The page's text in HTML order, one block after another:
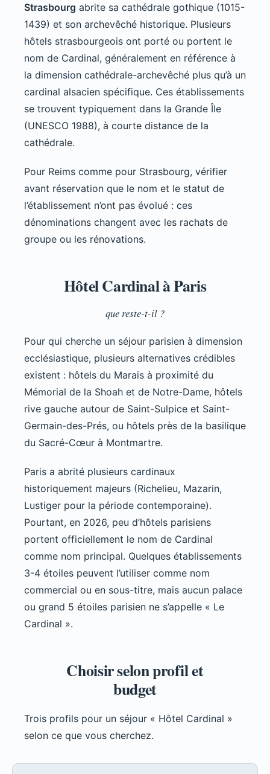
Strasbourg abrite sa cathédrale gothique (1015-
1439) et son archevêché historique. Plusieurs
hôtels strasbourgeois ont porté ou portent le
nom de Cardinal, généralement en référence à
la dimension cathédrale-archevêché plus qu’à un
cardinal alsacien spécifique. Ces établissements
se trouvent typiquement dans la Grande Île
(UNESCO 1988), à courte distance de la
cathédrale.
Pour Reims comme pour Strasbourg, vérifier
avant réservation que le nom et le statut de
l’établissement n’ont pas évolué : ces
dénominations changent avec les rachats de
groupe ou les rénovations.
Hôtel Cardinal à Paris
que reste-t-il ?
Pour qui cherche un séjour parisien à dimension
ecclésiastique, plusieurs alternatives crédibles
existent : hôtels du Marais à proximité du
Mémorial de la Shoah et de Notre-Dame, hôtels
rive gauche autour de Saint-Sulpice et Saint-
Germain-des-Prés, ou hôtels près de la basilique
du Sacré-Cœur à Montmartre.
Paris a abrité plusieurs cardinaux
historiquement majeurs (Richelieu, Mazarin,
Lustiger pour la période contemporaine).
Pourtant, en 2026, peu d’hôtels parisiens
portent officiellement le nom de Cardinal
comme nom principal. Quelques établissements
3-4 étoiles peuvent l’utiliser comme nom
commercial ou en sous-titre, mais aucun palace
ou grand 5 étoiles parisien ne s’appelle « Le
Cardinal ».
Choisir selon profil et
budget
Trois profils pour un séjour « Hôtel Cardinal »
selon ce que vous cherchez.